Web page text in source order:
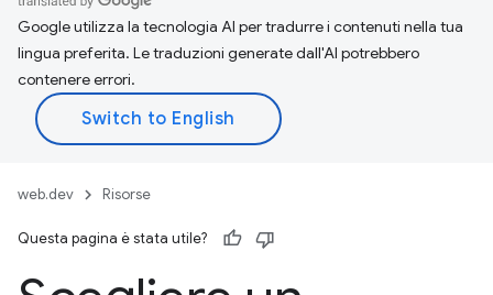
Google utilizza la tecnologia AI per tradurre i contenuti nella tua
lingua preferita. Le traduzioni generate dall'AI potrebbero
contenere errori.
web.dev Risorse
Questa pagina è stata utile?